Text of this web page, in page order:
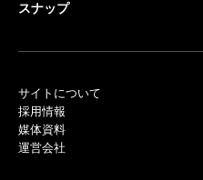
スナップ
サイトについて
採用情報
媒体資料
運営会社